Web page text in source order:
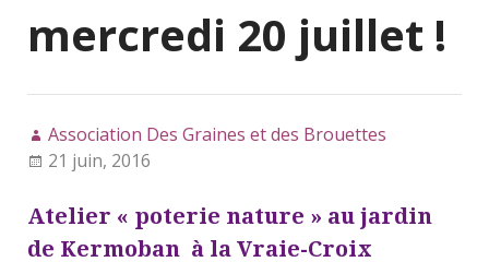
mercredi 20 juillet !
Association Des Graines et des Brouettes
21 juin, 2016
Atelier « poterie nature » au jardin
de Kermoban à la Vraie-Croix